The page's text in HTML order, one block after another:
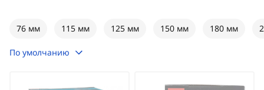
76 мм 115 мм 125 мм 150 мм 180 мм
По умолчанию